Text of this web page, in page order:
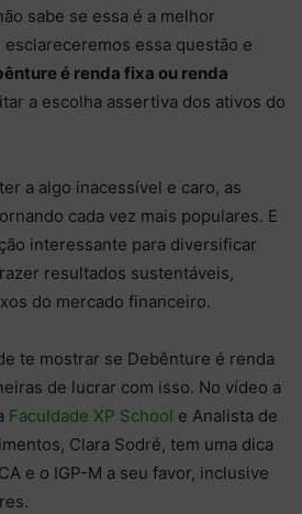
sabe se essa é a melhor
essa questão e
é renda fixa ou renda
a escolha assertiva dos ativos do
a algo inacessível e caro, as
cada vez mais populares. E
interessante para diversificar
resultados sustentáveis,
do mercado financeiro.
te mostrar se Debênture é renda
de lucrar com isso. No vídeo a
Faculdade XP School e Analista de
Clara Sodré, tem uma dica
e o IGP-M a seu favor, inclusive